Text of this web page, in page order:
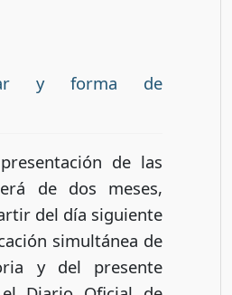
y forma de
de las
de dos meses,
del día siguiente
simultánea de
y del presente